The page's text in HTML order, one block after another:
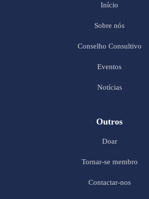
Início
Sobre nós
Conselho Consultivo
Eventos
Notícias
Outros
Doar
Tornar-se membro
Contactar-nos